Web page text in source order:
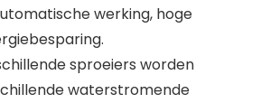
werking, hoge
sproeiers worden
waterstromende